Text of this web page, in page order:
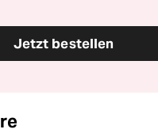
Jetzt bestellen